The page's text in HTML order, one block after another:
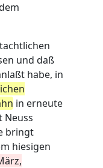
und daß
habe, in
in erneute
Neuss
bringt
hiesigen